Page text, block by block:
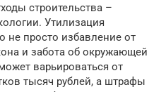
строительства –
Утилизация
не просто избавление от
и забота об окружающей
варьироваться от
тысяч рублей, а штрафы